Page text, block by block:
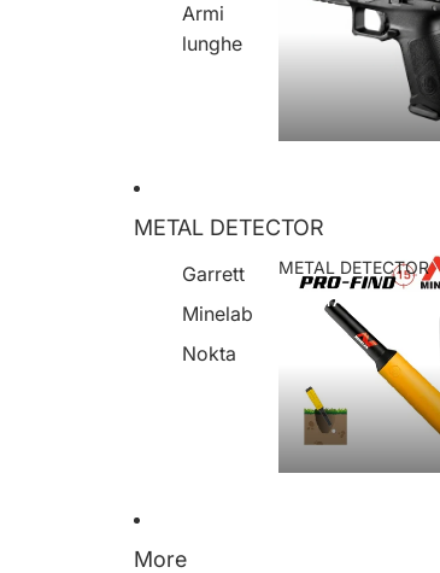
Armi
lunghe
METAL DETECTOR
Garrett
Minelab
Nokta
METAL DETECTOR
METAL DETECTOR
More